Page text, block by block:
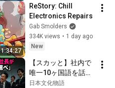
1:34:27
ReStory: Chill
Electronics Repairs
Gab Smolders
334K views • 1 day ago
New
【スカッと】社内で
唯一10ヶ国語を話す
俺に新社長が「高卒
日本文化物語